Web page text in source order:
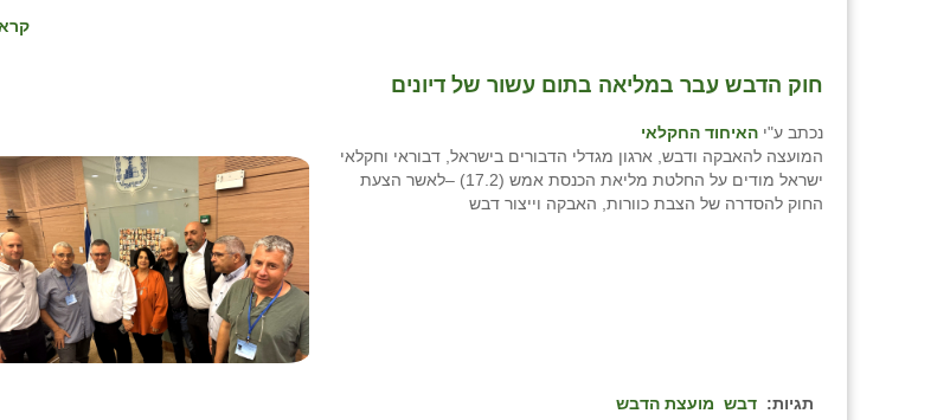
חוק הדבש עבר במליאה בתום עשור של דיונים
נכתב ע"י האיחוד החקלאי
המועצה להאבקה ודבש, ארגון מגדלי הדבורים בישראל, דבוראי וחקלאי
ישראל מודים על החלטת מליאת הכנסת אמש (17.2) –לאשר הצעת
החוק להסדרה של הצבת כוורות, האבקה וייצור דבש
תגיות: דבש מועצת הדבש